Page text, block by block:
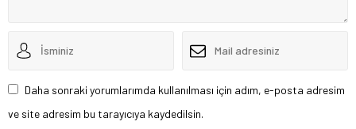
Daha sonraki yorumlarımda kullanılması için adım, e-posta adresim
ve site adresim bu tarayıcıya kaydedilsin.